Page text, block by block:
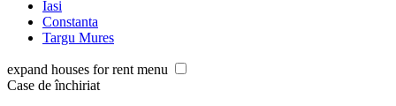
Iasi
Constanta
Targu Mures
expand houses for rent menu
Case de închiriat